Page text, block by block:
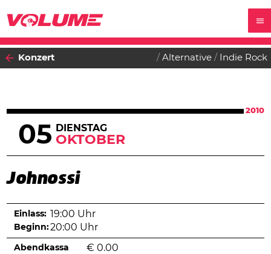
Konzert Alternative Indie Rock
2010
05 DIENSTAG
OKTOBER
Johnossi
Einlass: 19:00 Uhr
Beginn:20:00 Uhr
Abendkassa € 0.00